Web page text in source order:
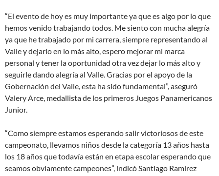
“El evento de hoy es muy importante ya que es algo por lo que
hemos venido trabajando todos. Me siento con mucha alegría
ya que he trabajado por mi carrera, siempre representando al
Valle y dejarlo en lo más alto, espero mejorar mi marca
personal y tener la oportunidad otra vez dejar lo más alto y
seguirle dando alegría al Valle. Gracias por el apoyo de la
Gobernación del Valle, esta ha sido fundamental”, aseguró
Valery Arce, medallista de los primeros Juegos Panamericanos
Junior.
“Como siempre estamos esperando salir victoriosos de este
campeonato, llevamos niños desde la categoría 13 años hasta
los 18 años que todavía están en etapa escolar esperando que
seamos obviamente campeones”, indicó Santiago Ramírez